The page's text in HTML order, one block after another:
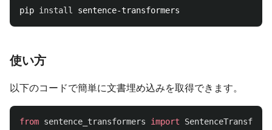
pip install
使い方
以下のコードで簡単に文書埋め込みを取得できます。
from sentence_transformers import